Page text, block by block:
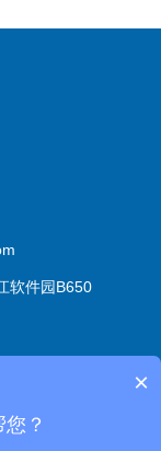
软件园B650
×
？